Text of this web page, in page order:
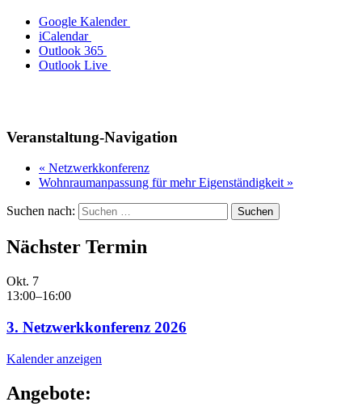
Goog­le Kalender
iCalendar
Out­look 365
Out­look Live
Veranstaltung-Navigation
« Netzwerkkonferenz
Wohnraumanpassung für mehr Eigenständigkeit »
Suchen nach:
Nächster Termin
Okt. 7
13:00–16:00
3. Netzwerkkonferenz 2026
Kalender anzeigen
Angebote: